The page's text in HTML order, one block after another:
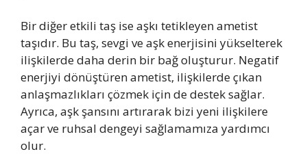
Bir diğer etkili taş ise aşkı tetikleyen ametist
taşıdır. Bu taş, sevgi ve aşk enerjisini yükselterek
ilişkilerde daha derin bir bağ oluşturur. Negatif
enerjiyi dönüştüren ametist, ilişkilerde çıkan
anlaşmazlıkları çözmek için de destek sağlar.
Ayrıca, aşk şansını artırarak bizi yeni ilişkilere
açar ve ruhsal dengeyi sağlamamıza yardımcı
olur.